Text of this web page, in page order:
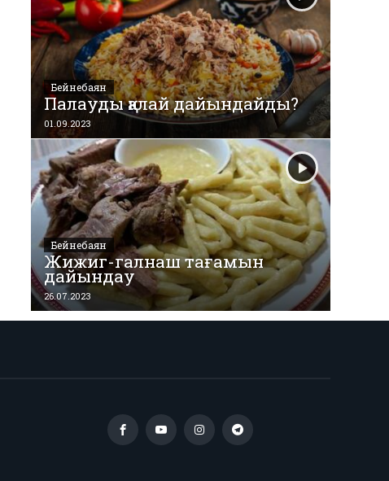
Бейнебаян
Палауды қалай дайындайды?
01.09.2023
Бейнебаян
Жижиг-галнаш тағамын
дайындау
26.07.2023